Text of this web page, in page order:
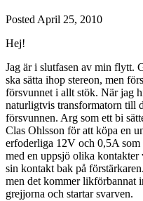
Posted April 25, 2010
Hej!
Jag är i slutfasen av min flytt.
ska sätta ihop stereon, men
försvunnet i allt stök. När jag
naturligtvis transformatorn till
försvunnen. Arg som ett bi
Clas Ohlsson för att köpa en
erfoderliga 12V och 0,5A
med en uppsjö olika kontakter
sin kontakt bak på
men det kommer likförbannat
grejjorna och startar svarven.